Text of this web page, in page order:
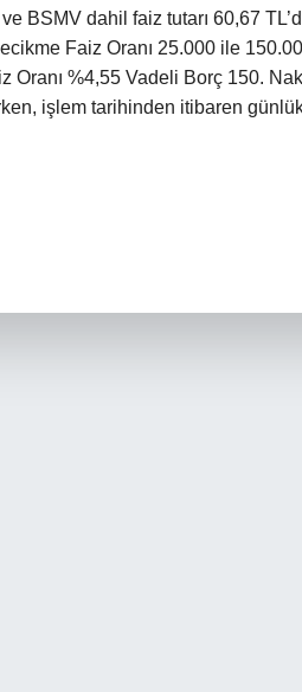
BSMV dahil faiz tutarı 60,67
Faiz Oranı 25.000 ile
Oranı %4,55 Vadeli Borç 150.
işlem tarihinden itibaren